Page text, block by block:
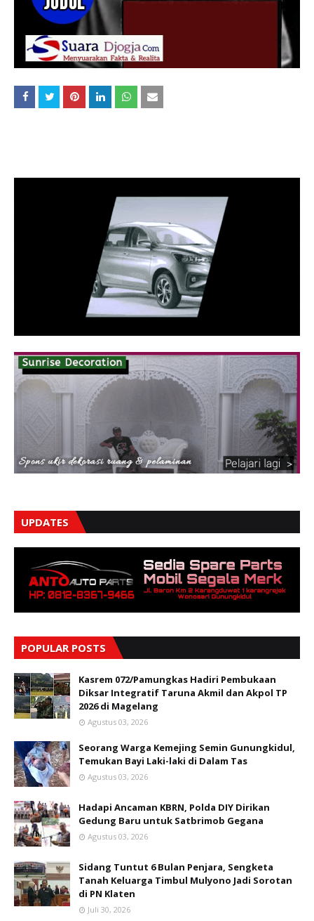
UPDATES
POPULAR POSTS
Kasrem 072/Pamungkas Hadiri Pembukaan
Diksar Integratif Taruna Akmil dan Akpol TP
2026 di Magelang
Agustus 03, 2026
Seorang Warga Kemejing Semin Gunungkidul,
Temukan Bayi Laki-laki di Dalam Tas
Agustus 03, 2026
Hadapi Ancaman KBRN, Polda DIY Dirikan
Gedung Baru untuk Satbrimob Gegana
Agustus 03, 2026
Sidang Tuntut 6 Bulan Penjara, Sengketa
Tanah Keluarga Timbul Mulyono Jadi Sorotan
di PN Klaten
Juli 30, 2026